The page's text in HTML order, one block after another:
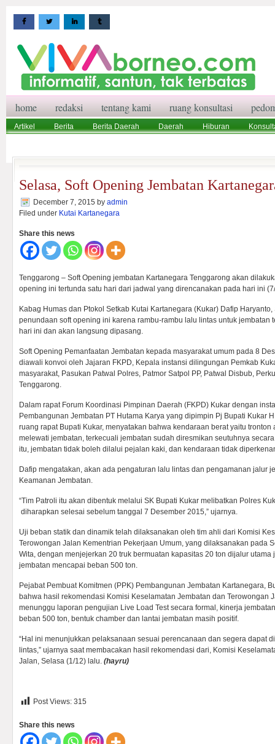
home redaksi tentang kami ruang konsultasi
Artikel Berita Berita Daerah Daerah Hiburan
Selasa, Soft Opening Jembatan
December 7, 2015 by admin
Filed under Kutai Kartanegara
Share this news
Tenggarong – Soft Opening jembatan Kartanegara Tenggarong akan
opening ini tertunda satu hari dari jadwal yang direncanakan pada hari ini
Kabag Humas dan Ptokol Setkab Kutai Kartanegara (Kukar) Dafip
penundaan soft opening ini karena rambu-rambu lalu lintas untuk jembatan
hari ini dan akan langsung dipasang.
Soft Opening Pemanfaatan Jembatan kepada masyarakat umum pada 8
diawali konvoi oleh Jajaran FKPD, Kepala instansi dilingungan Pemkab
masyarakat, Pasukan Patwal Polres, Patmor Satpol PP, Patwal Disbub,
Tenggarong.
Dalam rapat Forum Koordinasi Pimpinan Daerah (FKPD) Kukar dengan
Pembangunan Jembatan PT Hutama Karya yang dipimpin Pj Bupati Kukar
ruang rapat Bupati Kukar, menyatakan bahwa kendaraan berat yaitu
melewati jembatan, terkecuali jembatan sudah diresmikan seutuhnya
itu, jembatan tidak boleh dilalui pejalan kaki, dan kendaraan tidak
Dafip mengatakan, akan ada pengaturan lalu lintas dan pengamanan jalur
Keamanan Jembatan.
“Tim Patroli itu akan dibentuk melalui SK Bupati Kukar melibatkan Polres
diharapkan selesai sebelum tanggal 7 Desember 2015,” ujarnya.
Uji beban statik dan dinamik telah dilaksanakan oleh tim ahli dari Komisi
Terowongan Jalan Kementrian Pekerjaan Umum, yang dilaksanakan pada
Wita, dengan menjejerkan 20 truk bermuatan kapasitas 20 ton dijalur utama
jembatan mencapai beban 500 ton.
Pejabat Pembuat Komitmen (PPK) Pembangunan Jembatan Kartanegara,
bahwa hasil rekomendasi Komisi Keselamatan Jembatan dan Terowongan
menunggu laporan pengujian Live Load Test secara formal, kinerja
beban 500 ton, bentuk chamber dan lantai jembatan masih positif.
“Hal ini menunjukkan pelaksanaan sesuai perencanaan dan segera dapat
lintas,” ujarnya saat membacakan hasil rekomendasi dari, Komisi
Jalan, Selasa (1/12) lalu. (hayru)
Post Views: 315
Share this news